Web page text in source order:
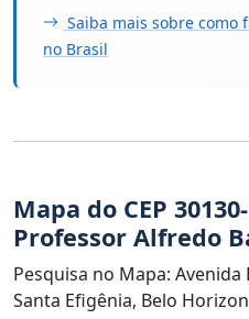
Saiba mais sobre como
no Brasil
Mapa do CEP
Professor Alfredo
Pesquisa no Mapa:
Santa Efigênia, Belo